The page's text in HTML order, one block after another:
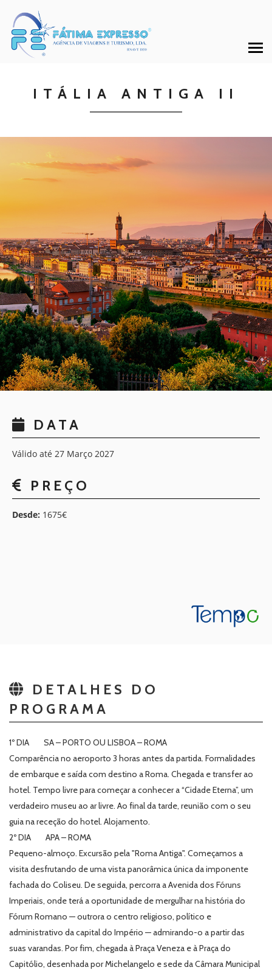
ITÁLIA ANTIGA II
DATA
Válido até 27 Março 2027
PREÇO
Desde: 1675€
DETALHES DO
PROGRAMA
1º DIA SA – PORTO OU LISBOA – ROMA
Comparência no aeroporto 3 horas antes da partida. Formalidades
de embarque e saída com destino a Roma. Chegada e transfer ao
hotel. Tempo livre para começar a conhecer a “Cidade Eterna”, um
verdadeiro museu ao ar livre. Ao final da tarde, reunião com o seu
guia na receção do hotel. Alojamento.
2º DIA APA – ROMA
Pequeno-almoço. Excursão pela "Roma Antiga". Começamos a
visita desfrutando de uma vista panorâmica única da imponente
fachada do Coliseu. De seguida, percorra a Avenida dos Fóruns
Imperiais, onde terá a oportunidade de mergulhar na história do
Fórum Romano — outrora o centro religioso, político e
administrativo da capital do Império — admirando-o a partir das
suas varandas. Por fim, chegada à Praça Veneza e à Praça do
Capitólio, desenhada por Michelangelo e sede da Câmara Municipal